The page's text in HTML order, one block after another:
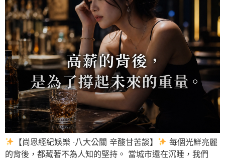
【尚恩經紀娛樂 ‧八大公關 辛酸甘苦談】
每個光鮮亮麗
的背後，都藏著不為人知的堅持。 當城市還在沉睡，我們